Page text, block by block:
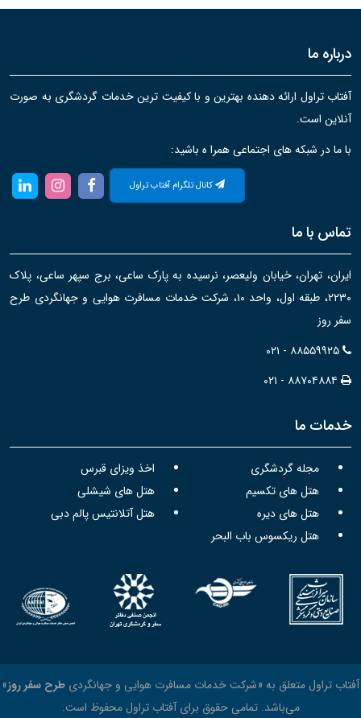
درباره ما
آفتاب تراول ارائه دهنده بهترین و با کیفیت ترین خدمات گردشگری به صورت
آنلاین است.
با ما در شبکه های اجتماعی همرا ه باشید:
کانال تلگرام آفتاب تراول
تماس با ما
ایران، تهران، خیابان ولیعصر، نرسیده به پارک ساعی، برج سپهر ساعی، پلاک
۲۲۳۰، طبقه اول، واحد ۱۰، شرکت خدمات مسافرت هوایی و جهانگردی طرح
سفر روز
۰۲۱ - ۸۸۵۵۹۹۲۵
۰۲۱ - ۸۸۷۰۴۸۸۴
خدمات ما
مجله گردشگری
اخذ ویزای قبرس
هتل های تکسیم
هتل های شیشلی
هتل های دیره
هتل آتلانتیس پالم دبی
هتل ریکسوس باب البحر
آفتاب تراول متعلق به «شرکت خدمات مسافرت هوایی و جهانگردی طرح سفر روز»
می‌باشد. تمامی حقوق برای آفتاب تراول محفوظ است.